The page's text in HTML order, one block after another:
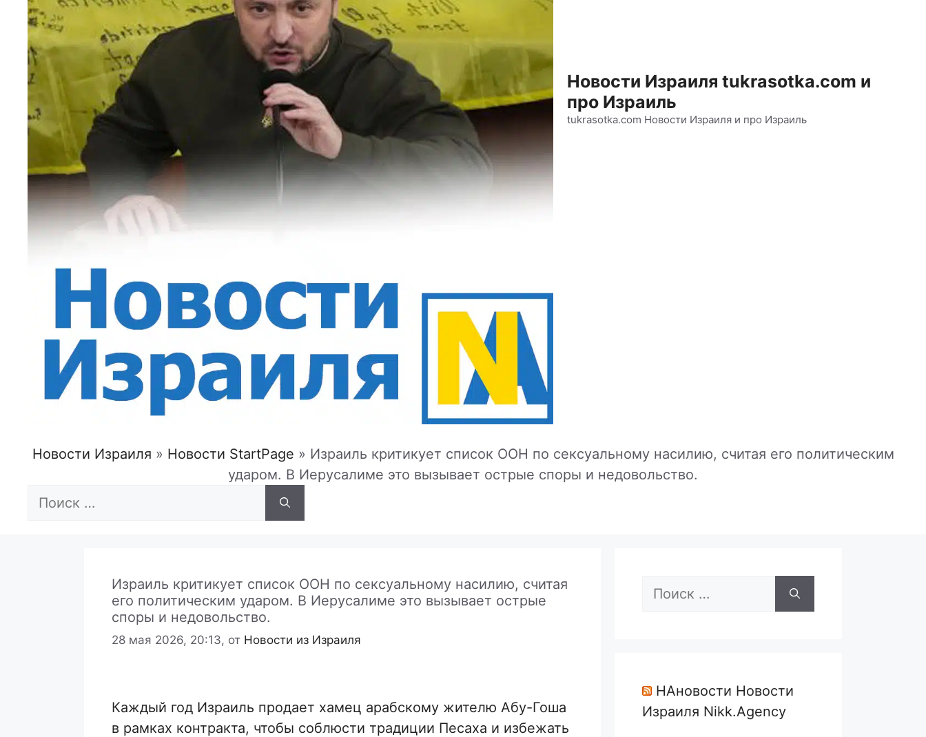
Новости Израиля tukrasotka.com и
про Израиль
tukrasotka.com Новости Израиля и про Израиль
Новости Израиля » Новости StartPage » Израиль критикует список ООН по сексуальному насилию, считая его политическим
ударом. В Иерусалиме это вызывает острые споры и недовольство.
Поиск:
Израиль критикует список ООН по сексуальному насилию, считая
его политическим ударом. В Иерусалиме это вызывает острые
споры и недовольство.
28 мая 2026, 20:13, от Новости из Израиля
Каждый год Израиль продает хамец арабскому жителю Абу-Гоша
в рамках контракта, чтобы соблюсти традиции Песаха и избежать
Поиск:
НАновости Новости
Израиля Nikk.Agency